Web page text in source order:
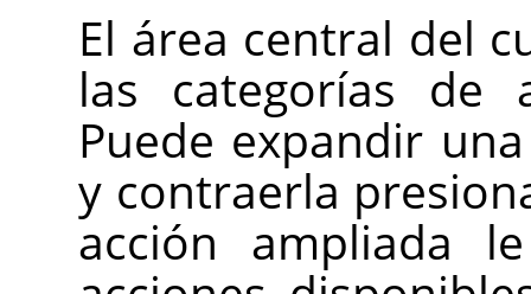
El área central del
las categorías de
Puede expandir
y contraerla
acción ampliada